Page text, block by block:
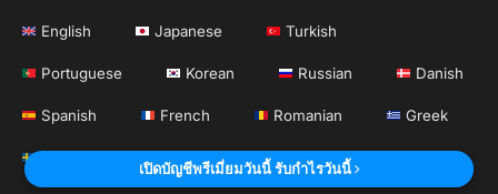
English Japanese Turkish
Portuguese Korean Russian Danish
Spanish French Romanian Greek
Polish German
เปิดบัญชีพรีเมี่ยมวันนี้ รับกำไรวันนี้